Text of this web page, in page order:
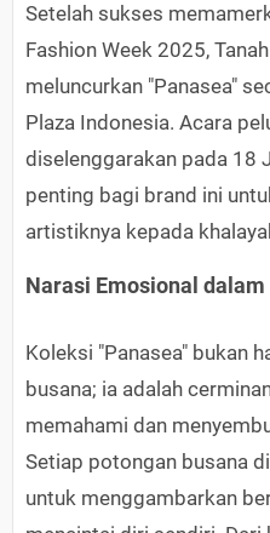
Setelah sukses
Fashion Week 2025,
meluncurkan "Panasea"
Plaza Indonesia. Acara
diselenggarakan pada 18
penting bagi brand ini
artistiknya kepada
Narasi Emosional dalam
Koleksi "Panasea" bukan
busana; ia adalah
memahami dan
Setiap potongan busana
untuk menggambarkan